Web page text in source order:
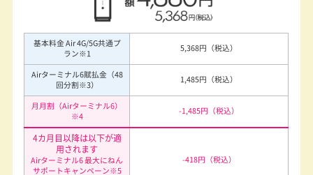
基本料金 Air 4G/5G共通プ
ラン ※1
5,368円（税込）
Airターミナル6賦払金（48
回分割 ※3）
1,485円（税込）
月月割（Airターミナル6）
※4
-1,485円（税込）
4カ月目以降は以下が適
用されます
Airターミナル6 最大にねん
サポートキャンペーン ※5
-418円（税込）